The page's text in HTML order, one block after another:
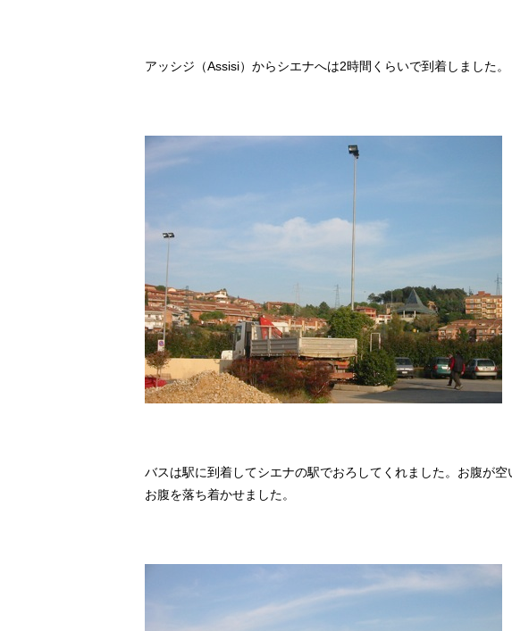
アッシジ（Assisi）からシエナへは2時間くらいで到着しました。
バスは駅に到着してシエナの駅でおろしてくれました。お腹が
お腹を落ち着かせました。